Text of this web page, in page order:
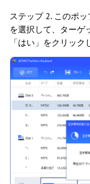
ステップ 2. このポ
を選択して、ターゲ
「はい」をクリック